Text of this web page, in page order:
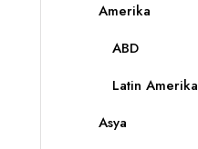
Amerika
ABD
Latin Amerika
Asya